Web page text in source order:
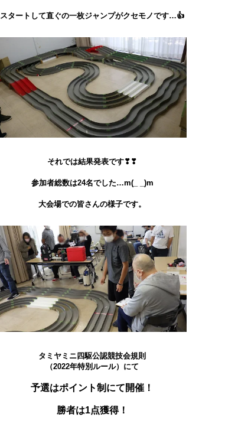
スタートして直ぐの一枚ジャンプがクセモノです…👍
それでは結果発表です❣❣
参加者総数は24名でした…m(_ _)m
大会場での皆さんの様子です。
タミヤミニ四駆公認競技会規則
（2022年特別ルール） にて
予選はポイント制にて開催！
勝者は1点獲得！